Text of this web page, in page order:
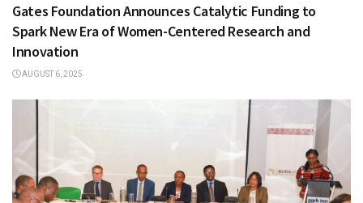
Gates Foundation Announces Catalytic Funding to
Spark New Era of Women-Centered Research and
Innovation
AUGUST 6, 2025